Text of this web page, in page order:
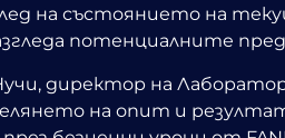
на състоянието на
потенциалните
директор на
на опит и